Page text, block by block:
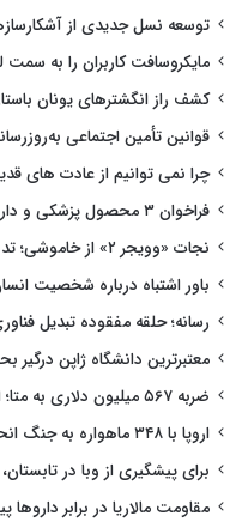
توسعه نسل جدیدی از
مایکروسافت کاربران را به
کشف راز انگشترهای یونان
قوانین تأمین اجتماعی
چرا نمی توانیم از عادت های
فراخوان ۳ محصول پزشکی و دارویی به دلیل خطرهای کیفی و ایمنی
نجات «وویجر ۲» از خاموشی؛ تدبیر ناسا برای حفظ کاوشگر ۴۸ ساله
باور اشتباه درباره شخصیت
رسانه؛ حلقه مفقوده تبدیل
معتبرترین دانشگاه ژاپن درگیر
ضربه ۵۶۷ میلیون دلاری به متا؛ اینستاگرام زیر تیغ دادگاه
اروپا با ۳۴۸ ماهواره به جنگ انحصار استارلینک می‌رود
برای پیشگیری از وبا در
مقاومت مالاریا در برابر